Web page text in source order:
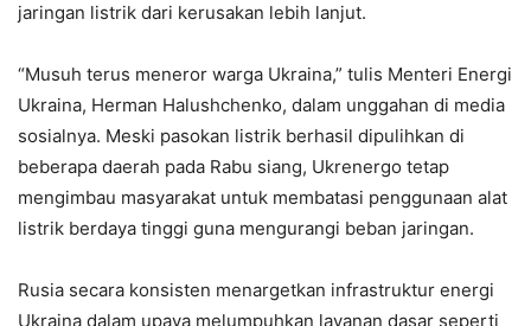
jaringan listrik dari kerusakan lebih lanjut.
“Musuh terus meneror warga Ukraina,” tulis Menteri Energi
Ukraina, Herman Halushchenko, dalam unggahan di media
sosialnya. Meski pasokan listrik berhasil dipulihkan di
beberapa daerah pada Rabu siang, Ukrenergo tetap
mengimbau masyarakat untuk membatasi penggunaan alat
listrik berdaya tinggi guna mengurangi beban jaringan.
Rusia secara konsisten menargetkan infrastruktur energi
Ukraina dalam upaya melumpuhkan layanan dasar seperti